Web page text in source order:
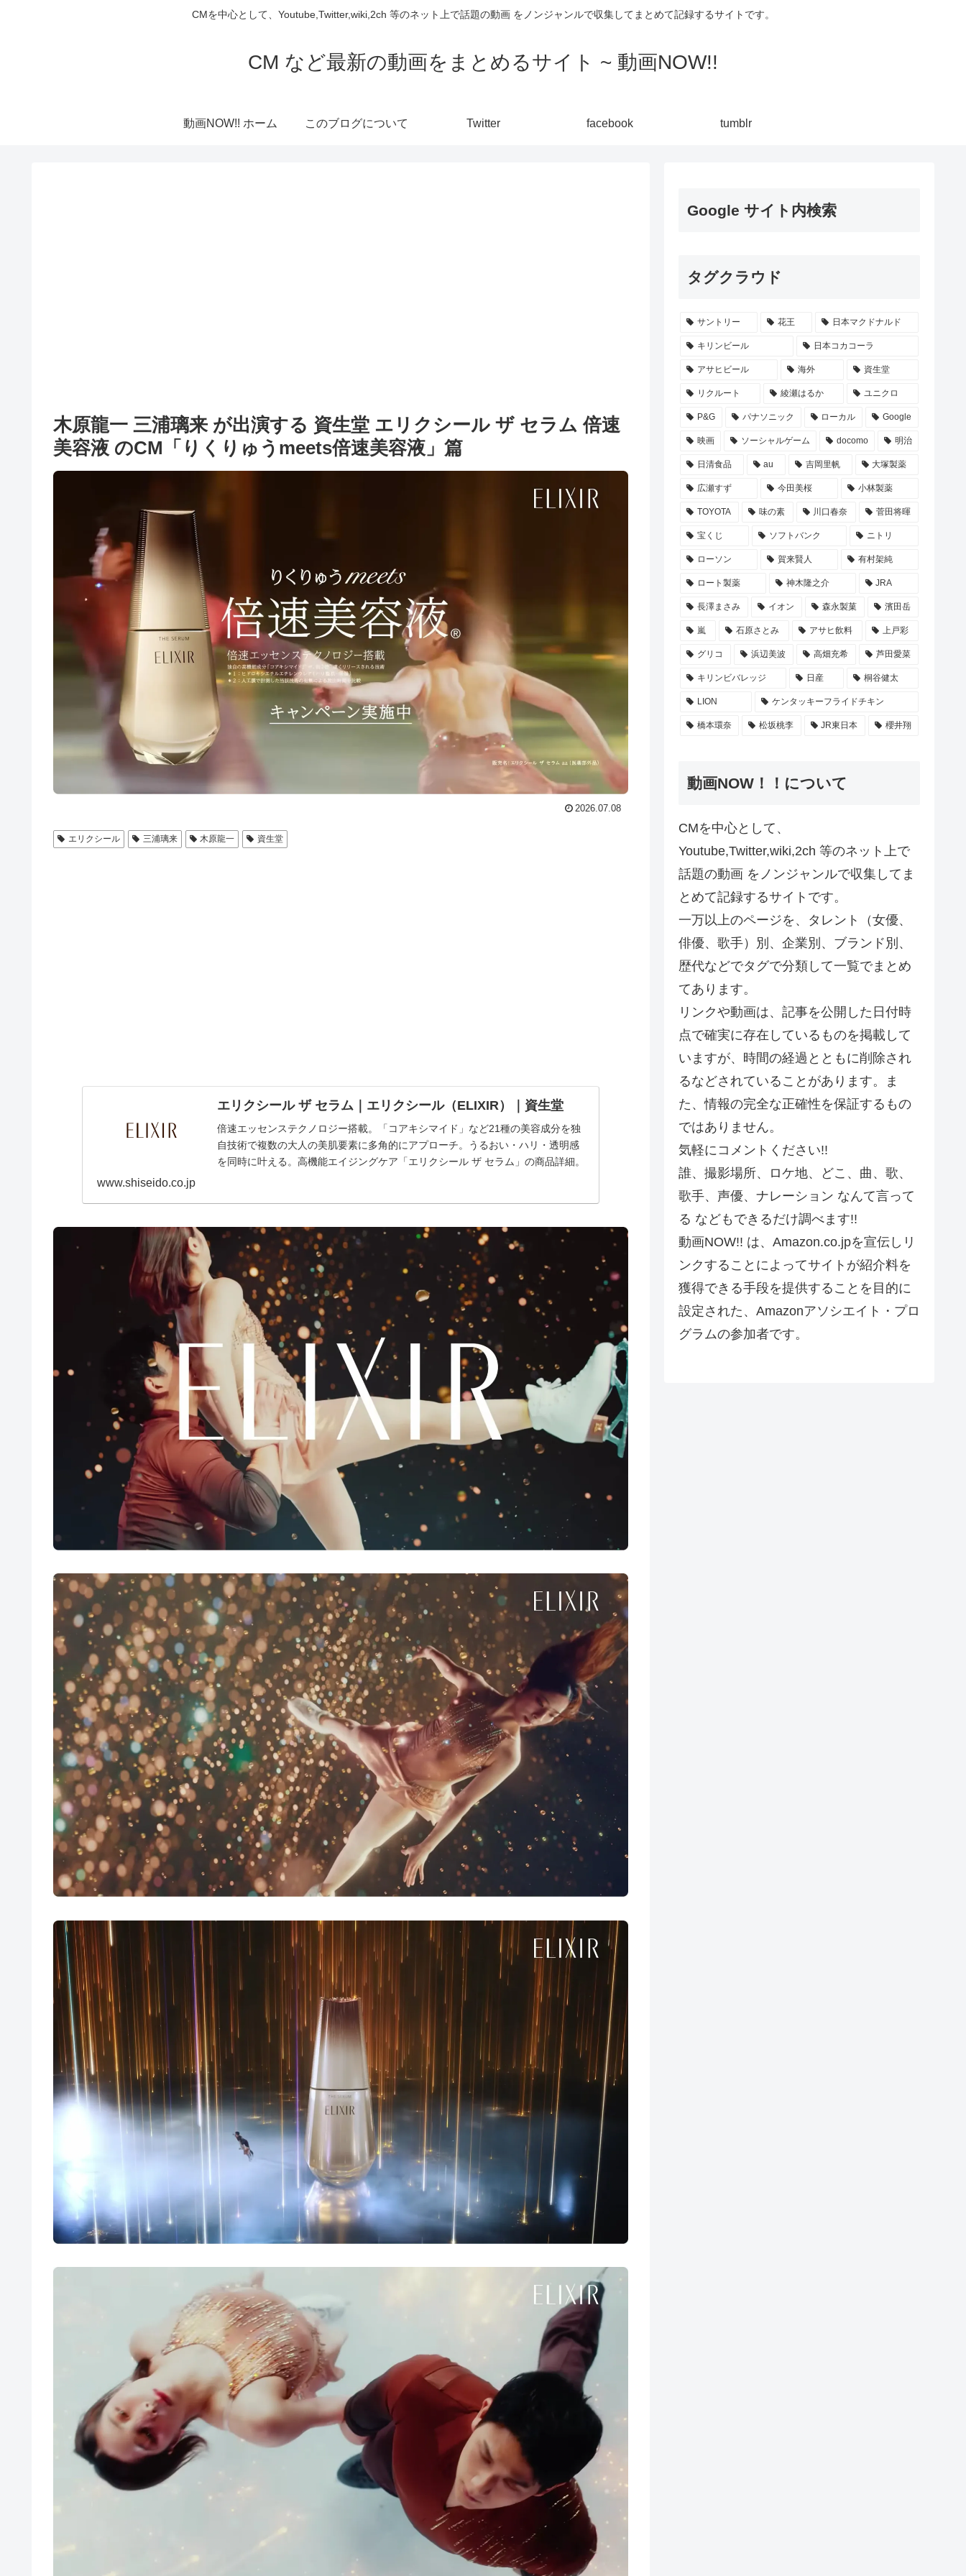
CMを中心として、Youtube,Twitter,wiki,2ch 等のネット上で話題の動画 をノンジャンルで収集してまとめて記録するサイトです。
CM など最新の動画をまとめるサイト ~ 動画NOW!!
動画NOW!! ホーム このブログについて Twitter facebook tumblr
木原龍一 三浦璃来 が出演する 資生堂 エリクシール ザ セラム 倍速
美容液 のCM「りくりゅうmeets倍速美容液」篇
2026.07.08
エリクシール 三浦璃来 木原龍一 資生堂
エリクシール ザ セラム｜エリクシール（ELIXIR）｜資生堂
倍速エッセンステクノロジー搭載。「コアキシマイド」など21種の美容成分を独
自技術で複数の大人の美肌要素に多角的にアプローチ。うるおい・ハリ・透明感
を同時に叶える。高機能エイジングケア「エリクシール ザ セラム」の商品詳細。
www.shiseido.co.jp
Google サイト内検索
タグクラウド
サントリー 花王 日本マクドナルド
キリンビール 日本コカコーラ
アサヒビール 海外 資生堂
リクルート 綾瀬はるか ユニクロ
P&G パナソニック ローカル Google
映画 ソーシャルゲーム docomo 明治
日清食品 au 吉岡里帆 大塚製薬
広瀬すず 今田美桜 小林製薬
TOYOTA 味の素 川口春奈 菅田将暉
宝くじ ソフトバンク ニトリ
ローソン 賀来賢人 有村架純
ロート製薬 神木隆之介 JRA
長澤まさみ イオン 森永製菓 濱田岳
嵐 石原さとみ アサヒ飲料 上戸彩
グリコ 浜辺美波 高畑充希 芦田愛菜
キリンビバレッジ 日産 桐谷健太
LION ケンタッキーフライドチキン
橋本環奈 松坂桃李 JR東日本 櫻井翔
動画NOW！！について
CMを中心として、
Youtube,Twitter,wiki,2ch 等のネット上で
話題の動画 をノンジャンルで収集してま
とめて記録するサイトです。
一万以上のページを、タレント（女優、
俳優、歌手）別、企業別、ブランド別、
歴代などでタグで分類して一覧でまとめ
てあります。
リンクや動画は、記事を公開した日付時
点で確実に存在しているものを掲載して
いますが、時間の経過とともに削除され
るなどされていることがあります。ま
た、情報の完全な正確性を保証するもの
ではありません。
気軽にコメントください!!
誰、撮影場所、ロケ地、どこ、曲、歌、
歌手、声優、ナレーション なんて言って
る などもできるだけ調べます!!
動画NOW!! は、Amazon.co.jpを宣伝しリ
ンクすることによってサイトが紹介料を
獲得できる手段を提供することを目的に
設定された、Amazonアソシエイト・プロ
グラムの参加者です。